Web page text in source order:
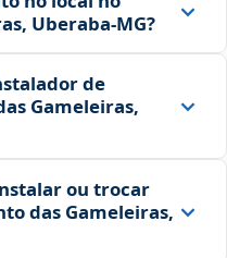
Uberaba‑MG?
de
Gameleiras,
ou trocar
das Gameleiras,